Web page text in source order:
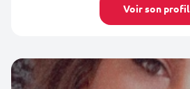
Voir son profil